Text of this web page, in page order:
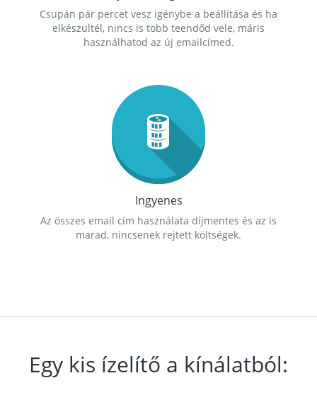
Csupán pár percet vesz igénybe a beállítása és ha
elkészültél, nincs is több teendőd vele, máris
használhatod az új emailcímed.
Ingyenes
Az összes email cím használata díjmentes és az is
marad, nincsenek rejtett költségek.
Egy kis ízelítő a kínálatból: